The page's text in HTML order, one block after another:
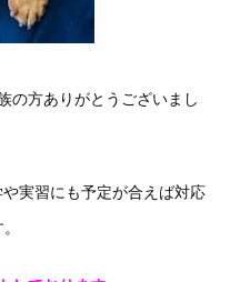
の方ありがとうございまし
実習にも予定が合えば対応